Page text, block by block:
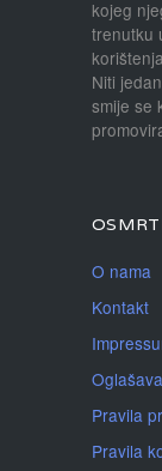
kojeg
trenutku
Niti
smije se
O nama
Kontakt
Pravila
Pravila